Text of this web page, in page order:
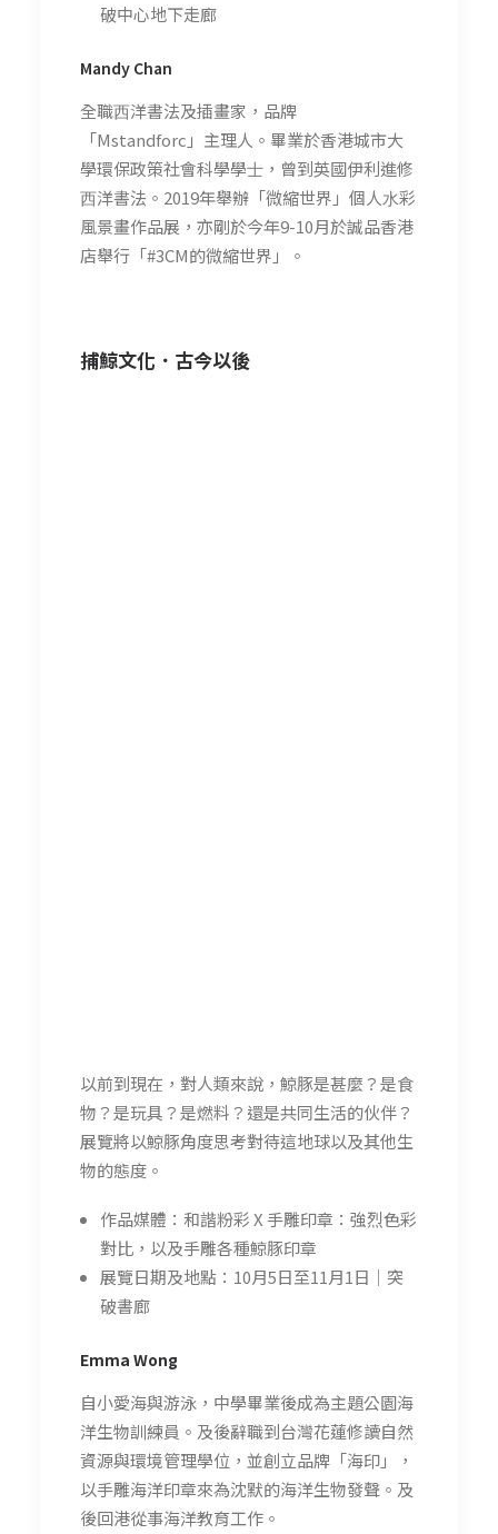
破中心地下走廊
Mandy Chan
全職⻄洋書法及插畫家，品牌
「Mstandforc」主理⼈。畢業於香港城市⼤
學環保政策社會科學學⼠，曾到英國伊利進修
⻄洋書法。2019年舉辦「微縮世界」個⼈⽔彩
風景畫作品展，亦剛於今年9-10月於誠品香港
店舉行「#3CM的微縮世界」。
捕鯨文化．古今以後
以前到現在，對人類來說，鯨豚是甚麼？是食
物？是玩具？是燃料？還是共同生活的伙伴？
展覽將以鯨豚角度思考對待這地球以及其他生
物的態度。
作品媒體：和諧粉彩 X 手雕印章：強烈色彩
對比，以及手雕各種鯨豚印章
展覽日期及地點：10月5日至11月1日｜突
破書廊
Emma Wong
自小愛海與游泳，中學畢業後成為主題公園海
洋生物訓練員。及後辭職到台灣花蓮修讀自然
資源與環境管理學位，並創立品牌「海印」，
以手雕海洋印章來為沈默的海洋生物發聲。及
後回港從事海洋教育工作。